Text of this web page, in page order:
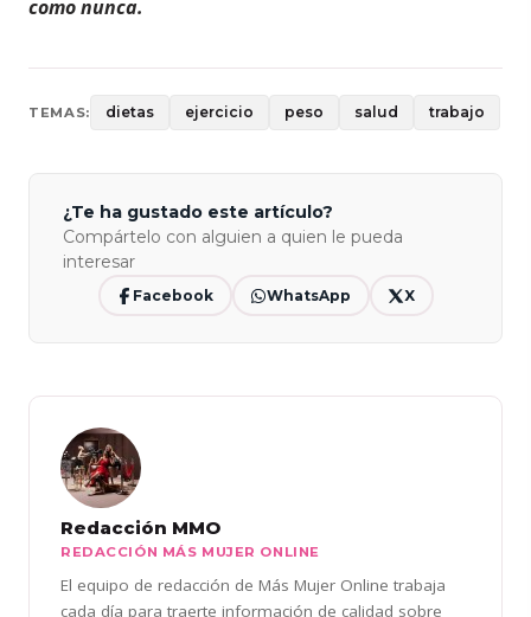
como nunca.
TEMAS: dietas ejercicio peso salud trabajo
¿Te ha gustado este artículo?
Compártelo con alguien a quien le pueda
interesar
Facebook WhatsApp X
Redacción MMO
REDACCIÓN MÁS MUJER ONLINE
El equipo de redacción de Más Mujer Online trabaja
cada día para traerte información de calidad sobre